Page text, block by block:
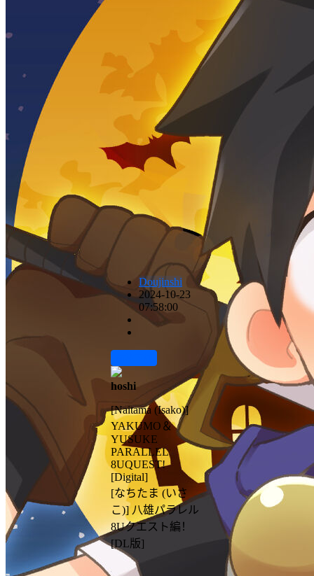
Doujinshi
2024-10-23
07:58:00
hoshi
[Naitama (Isako)]
YAKUMO＆
YUSUKE
PARALLEL
8UQUEST!
[Digital]
[なちたま (いさ
こ)] 八雄パラレル
8Uクエスト編！
[DL版]